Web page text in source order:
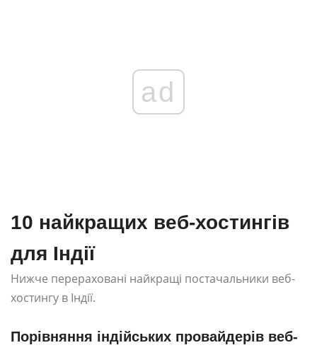
ad
10 найкращих веб-хостингів
для Індії
Нижче перераховані найкращі постачальники веб-
хостингу в Індії.
Порівняння індійських провайдерів веб-